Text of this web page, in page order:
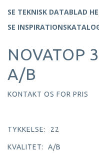
SE TEKNISK DATABLAD
SE
NOVATOP
A/B
KONTAKT OS FOR PRIS
TYKKELSE: 22
KVALITET: A/B